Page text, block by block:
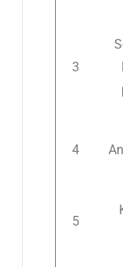
3
4
5